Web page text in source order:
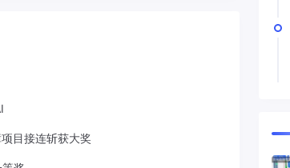
目接连斩获大奖